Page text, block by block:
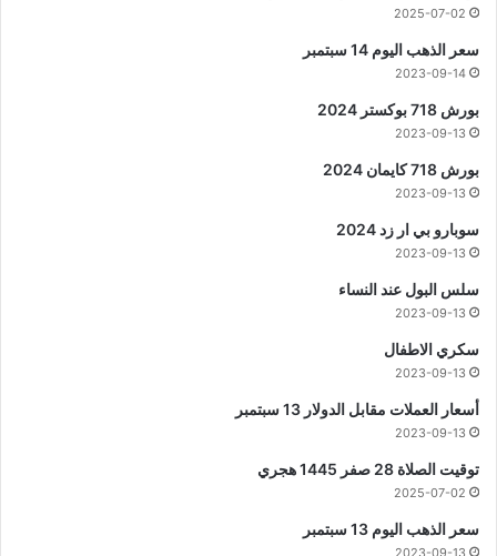
2025-07-02
سعر الذهب اليوم 14 سبتمبر
2023-09-14
بورش 718 بوكستر 2024
2023-09-13
بورش 718 كايمان 2024
2023-09-13
سوبارو بي ار زد 2024
2023-09-13
سلس البول عند النساء
2023-09-13
سكري الاطفال
2023-09-13
أسعار العملات مقابل الدولار 13 سبتمبر
2023-09-13
توقيت الصلاة 28 صفر 1445 هجري
2025-07-02
سعر الذهب اليوم 13 سبتمبر
2023-09-13